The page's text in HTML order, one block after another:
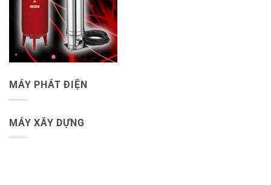
MÁY PHÁT ĐIỆN
MÁY XÂY DỰNG